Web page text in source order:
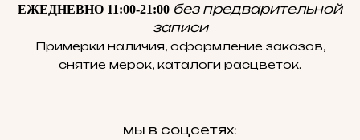
ЕЖЕДНЕВНО 11:00-21:00 без предварительной
записи
Примерки наличия, оформление заказов,
снятие мерок, каталоги расцветок.
мы в соцсетях: